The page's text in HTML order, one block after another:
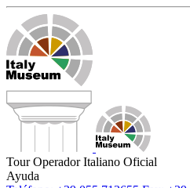
Tour Operador Italiano Oficial
Ayuda